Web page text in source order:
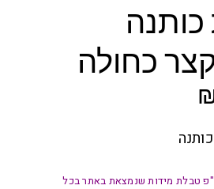
כחולה
הוא:
טבלת מידות שנמצאת באתר בכל